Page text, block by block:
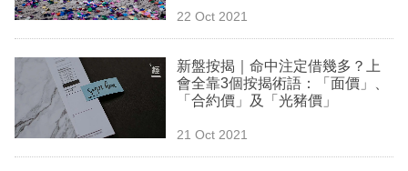
22 Oct 2021
新盤按揭｜命中注定借幾多？上
會全靠3個按揭術語：「面價」、
「合約價」及「光豬價」
21 Oct 2021